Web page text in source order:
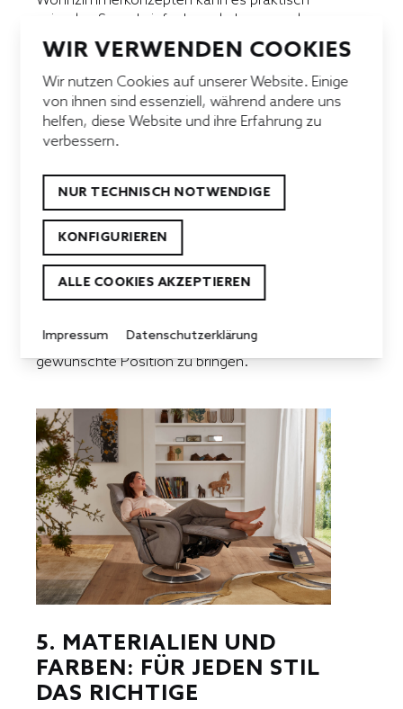
sein, den Sessel einfach zu drehen, um den
Blickwinkel zu ändern. Viele Modelle bieten
eine 360-Grad-Drehfunktion, sodass ihr euch
ohne aufzustehen bequem umschauen
könnt.
✔ Vorteile eines drehbaren Relaxsessels:
Raum
• Ideal, um den Blickwinkel schnell zu
ändern
• Praktisch in großen Räumen oder offenen
Wohnkonzepten
Tipp:Ein drehbarer Relaxsessel ist besonders
großartige Wahl, um euch jederzeit in die
gewünschte Position zu bringen.
5. MATERIALIEN UND
FARBEN: FÜR JEDEN STIL
DAS RICHTIGE
WIR VERWENDEN COOKIES
Wir nutzen Cookies auf unserer Website. Einige
von ihnen sind essenziell, während andere uns
helfen, diese Website und ihre Erfahrung zu
verbessern.
NUR TECHNISCH NOTWENDIGE
KONFIGURIEREN
ALLE COOKIES AKZEPTIEREN
Impressum Datenschutzerklärung